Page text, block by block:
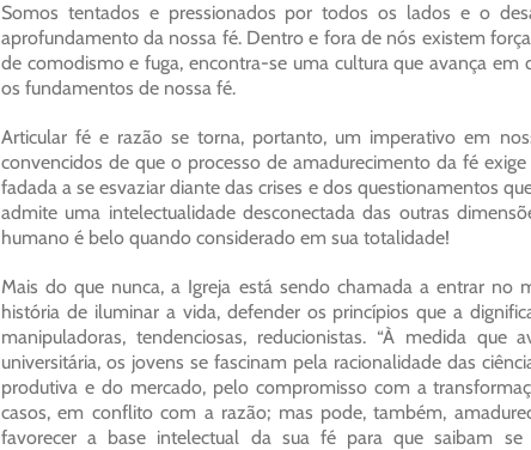
Somos tentados e pressionados por todos os lados e o
aprofundamento da nossa fé. Dentro e fora de nós existem
de comodismo e fuga, encontra-se uma cultura que avança
os fundamentos de nossa fé.
Articular fé e razão se torna, portanto, um imperativo em
convencidos de que o processo de amadurecimento da fé
fadada a se esvaziar diante das crises e dos questionamentos
admite uma intelectualidade desconectada das outras
humano é belo quando considerado em sua totalidade!
Mais do que nunca, a Igreja está sendo chamada a entrar no
história de iluminar a vida, defender os princípios que a
manipuladoras, tendenciosas, reducionistas. “À medida
universitária, os jovens se fascinam pela racionalidade das
produtiva e do mercado, pelo compromisso com a
casos, em conflito com a razão; mas pode, também,
favorecer a base intelectual da sua fé para que saibam